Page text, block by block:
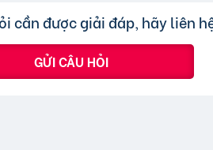
sử dụng tiếng Việt có dấu.
cần được giải đáp, hãy liên
GỬI CÂU HỎI